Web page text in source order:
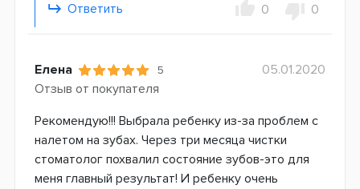
Ответить
0 0
Елена 5
Отзыв от покупателя
05.01.2020
Рекомендую!!! Выбрала ребенку из-за проблем с
налетом на зубах. Через три месяца чистки
стоматолог похвалил состояние зубов-это для
меня главный результат! И ребенку очень